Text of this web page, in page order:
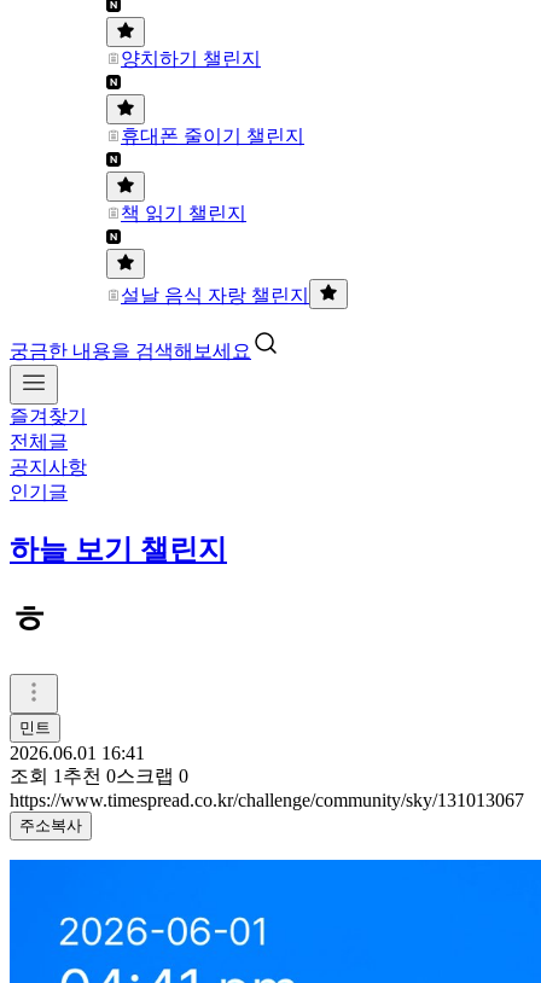
양치하기 챌린지
휴대폰 줄이기 챌린지
책 읽기 챌린지
설날 음식 자랑 챌린지
궁금한 내용을 검색해보세요
즐겨찾기
전체글
공지사항
인기글
하늘 보기 챌린지
ㅎ
민트
2026.06.01 16:41
조회 1 추천 0스크랩 0
https://www.timespread.co.kr/challenge/community/sky/131013067
주소복사